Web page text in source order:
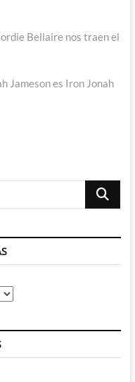
Bellaire nos traen el
Jameson es Iron Jonah
Buscar